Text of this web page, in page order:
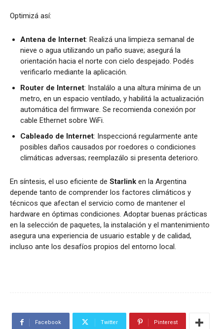
Optimizá así:
Antena de Internet: Realizá una limpieza semanal de
nieve o agua utilizando un paño suave; asegurá la
orientación hacia el norte con cielo despejado. Podés
verificarlo mediante la aplicación.
Router de Internet: Instalálo a una altura mínima de un
metro, en un espacio ventilado, y habilitá la actualización
automática del firmware. Se recomienda conexión por
cable Ethernet sobre WiFi.
Cableado de Internet: Inspeccioná regularmente ante
posibles daños causados por roedores o condiciones
climáticas adversas; reemplazálo si presenta deterioro.
En síntesis, el uso eficiente de Starlink en la Argentina
depende tanto de comprender los factores climáticos y
técnicos que afectan el servicio como de mantener el
hardware en óptimas condiciones. Adoptar buenas prácticas
en la selección de paquetes, la instalación y el mantenimiento
asegura una experiencia de usuario estable y de calidad,
incluso ante los desafíos propios del entorno local.
Facebook Twitter Pinterest